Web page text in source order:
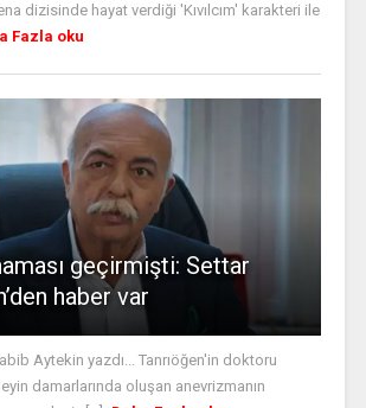
dizisinde hayat verdiği 'Kıvılcım' karakteri ile
Fazla oku
geçirmişti: Settar
haber var
Aytekin yazdı... Tanrıöğen'in doktoru
damarlarında oluşan anevrizmanın